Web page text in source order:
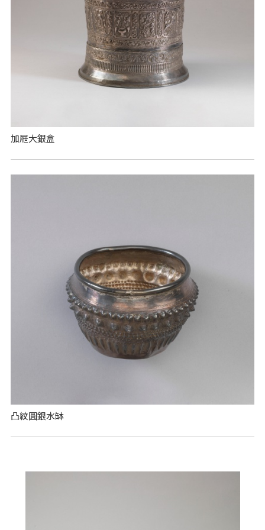
加屜大銀盒
凸紋圓銀水缽